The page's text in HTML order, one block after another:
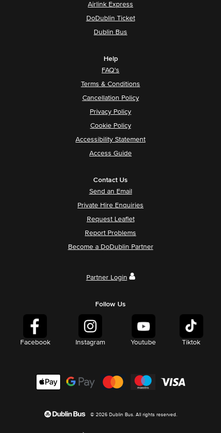
Airlink Express
DoDublin Ticket
Dublin Bus
Help
FAQ's
Terms & Conditions
Cancellation Policy
Privacy Policy
Cookie Policy
Accessibility Statement
Access Guide
Contact Us
Send an Email
Private Hire Enquiries
Request Leaflet
Report Problems
Become a DoDublin Partner
Partner Login
Follow Us
Facebook Instagram Youtube Tiktok
© 2026 Dublin Bus. All rights reserved.